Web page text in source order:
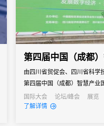
第四届中国（成都
由四川省贸促会、四川省科学
第四届中国（成都）智慧产业
会”）于2019年7月29日-31日
办。本届展会坚持“发展数字
国际大会 论坛/峰会 展览
了解详情